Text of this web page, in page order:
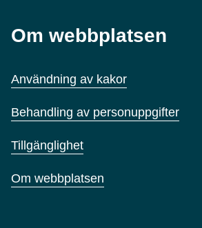
Om webbplatsen
Användning av kakor
Behandling av personuppgifter
Tillgänglighet
Om webbplatsen